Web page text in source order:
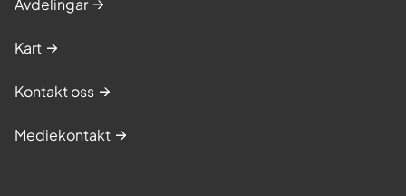
Kart
Kontakt oss
Mediekontakt